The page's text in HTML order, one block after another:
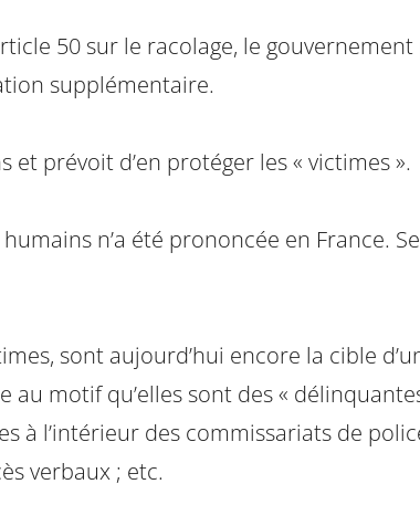
50 sur le racolage, le
supplémentaire.
prévoit d’en protéger les « victimes ».
n’a été prononcée en France.
sont aujourd’hui encore la cible
motif qu’elles sont des «
à l’intérieur des commissariats de
verbaux ; etc.